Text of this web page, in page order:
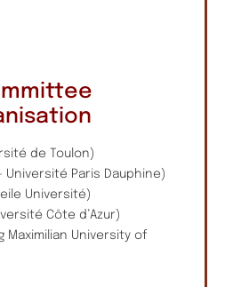
de Toulon)
– Université Paris Dauphine)
Université)
Côte d’Azur)
Maximilian University of